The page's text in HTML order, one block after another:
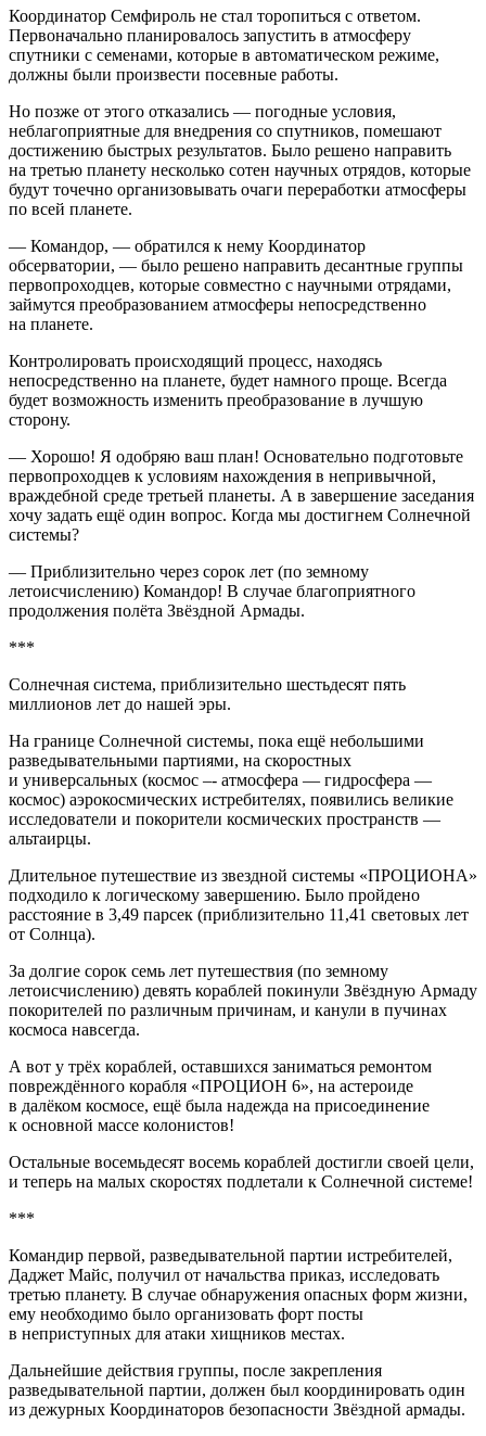
Координатор Семфироль не стал торопиться с ответом.
Первоначально планировалось запустить в атмосферу
спутники с семенами, которые в автоматическом режиме,
должны были произвести посевные работы.
Но позже от этого отказались — погодные условия,
неблагоприятные для внедрения со спутников, помешают
достижению быстрых результатов. Было решено направить
на третью планету несколько сотен научных отрядов, которые
будут точечно организовывать очаги переработки атмосферы
по всей планете.
— Командор, — обратился к нему Координатор
обсерватории, — было решено направить десантные группы
первопроходцев, которые совместно с научными отрядами,
займутся преобразованием атмосферы непосредственно
на планете.
Контролировать происходящий процесс, находясь
непосредственно на планете, будет намного проще. Всегда
будет возможность изменить преобразование в лучшую
сторону.
— Хорошо! Я одобряю ваш план! Основательно подготовьте
первопроходцев к условиям нахождения в непривычной,
враждебной среде третьей планеты. А в завершение заседания
хочу задать ещё один вопрос. Когда мы достигнем Солнечной
системы?
— Приблизительно через сорок лет (по земному
летоисчислению) Командор! В случае благоприятного
продолжения полёта Звёздной Армады.
***
Солнечная система, приблизительно шестьдесят пять
миллионов лет до нашей эры.
На границе Солнечной системы, пока ещё небольшими
разведывательными партиями, на скоростных
и универсальных (космос –- атмосфера — гидросфера —
космос) аэрокосмических истребителях, появились великие
исследователи и покорители космических пространств —
альтаирцы.
Длительное путешествие из звездной системы «ПРОЦИОНА»
подходило к логическому завершению. Было пройдено
расстояние в 3,49 парсек (приблизительно 11,41 световых лет
от Солнца).
За долгие сорок семь лет путешествия (по земному
летоисчислению) девять кораблей покинули Звёздную Армаду
покорителей по различным причинам, и канули в пучинах
космоса навсегда.
А вот у трёх кораблей, оставшихся заниматься ремонтом
повреждённого корабля «ПРОЦИОН 6», на астероиде
в далёком космосе, ещё была надежда на присоединение
к основной массе колонистов!
Остальные восемьдесят восемь кораблей достигли своей цели,
и теперь на малых скоростях подлетали к Солнечной системе!
***
Командир первой, разведывательной партии истребителей,
Даджет Майс, получил от начальства приказ, исследовать
третью планету. В случае обнаружения опасных форм жизни,
ему необходимо было организовать форт посты
в неприступных для атаки хищников местах.
Дальнейшие действия группы, после закрепления
разведывательной партии, должен был координировать один
из дежурных Координаторов безопасности Звёздной армады.